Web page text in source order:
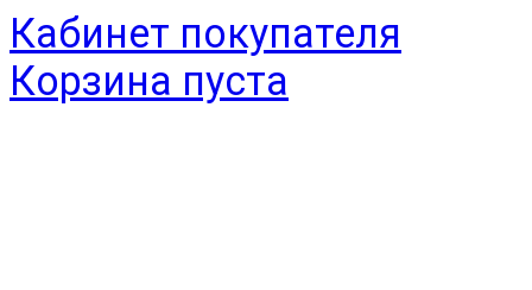
Кабинет покупателя
Корзина пуста